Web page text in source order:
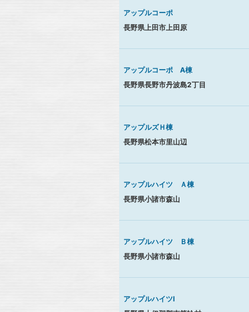
アップルコーポ
長野県上田市上田原
アップルコーポ A棟
長野県長野市丹波島2丁目
アップルズＨ棟
長野県松本市里山辺
アップルハイツ Ａ棟
長野県小諸市森山
アップルハイツ Ｂ棟
長野県小諸市森山
アップルハイツⅠ